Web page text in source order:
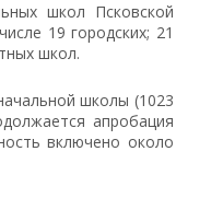
школ Псковской
19 городских; 21
школ.
школы (1023
апробация
включено около